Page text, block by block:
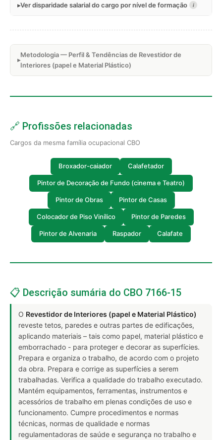
Ver disparidade salarial do cargo por nível de formação i
Metodologia — Perfil & Tendências de Revestidor de
Interiores (papel e Material Plástico)
🔗 Profissões relacionadas
Cargos da mesma família ocupacional CBO
Broxador-caiador Calafetador
Pintor de Decoração de Fundo (cinema e Teatro)
Pintor de Obras Pintor de Casas
Colocador de Piso Vinílico Pintor de Paredes
Pintor de Alvenaria Raspador Calafate
📋 Descrição sumária do CBO 7166-15
O Revestidor de Interiores (papel e Material Plástico)
reveste tetos, paredes e outras partes de edificações,
aplicando materiais – tais como papel, material plástico e
emborrachado - para proteger e decorar as superfícies.
Prepara e organiza o trabalho, de acordo com o projeto
da obra. Prepara e corrige as superfícies a serem
trabalhadas. Verifica a qualidade do trabalho executado.
Mantém equipamentos, ferramentas, instrumentos e
acessórios de trabalho em plenas condições de uso e
funcionamento. Cumpre procedimentos e normas
técnicas, normas de qualidade e normas
regulamentadoras de saúde e segurança no trabalho e